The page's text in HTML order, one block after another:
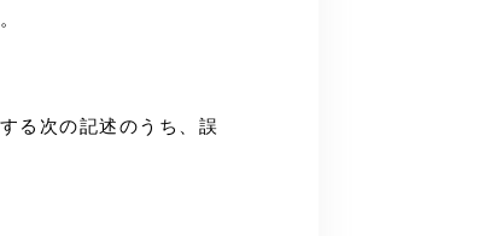
る次の記述のうち、誤